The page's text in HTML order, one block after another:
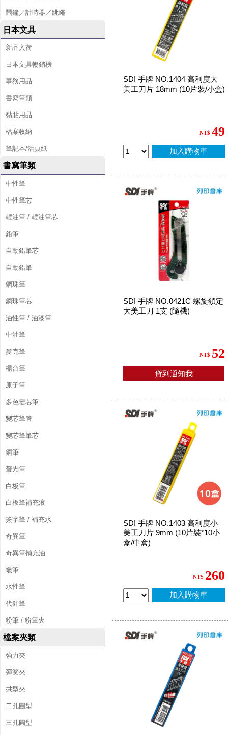
鬧鐘／計時器／跳繩
日本文具
新品入荷
日本文具暢銷榜
事務用品
書寫筆類
黏貼用品
檔案收納
筆記本/活頁紙
書寫筆類
中性筆
中性筆芯
輕油筆 / 輕油筆芯
鉛筆
自動鉛筆芯
自動鉛筆
鋼珠筆
鋼珠筆芯
油性筆 / 油漆筆
中油筆
麥克筆
櫃台筆
原子筆
多色變芯筆
變芯筆管
變芯筆筆芯
鋼筆
螢光筆
白板筆
白板筆補充液
簽字筆 / 補充水
奇異筆
奇異筆補充油
蠟筆
水性筆
代針筆
粉筆 / 粉筆夾
檔案夾類
強力夾
彈簧夾
拱型夾
二孔圓型
三孔圓型
SDI 手牌 NO.1404 高利度大
美工刀片 18mm (10片裝/小盒)
NT$ 49
加入購物車
SDI 手牌 NO.0421C 螺旋鎖定
大美工刀 1支 (隨機)
NT$ 52
貨到通知我
SDI 手牌 NO.1403 高利度小
美工刀片 9mm (10片裝*10小
盒/中盒)
NT$ 260
加入購物車